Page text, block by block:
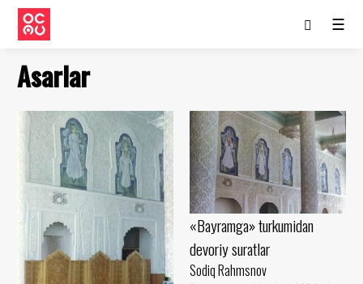
☰
Asarlar
«Bayramga» turkumidan
devoriy suratlar
Sodiq Rahmsnov